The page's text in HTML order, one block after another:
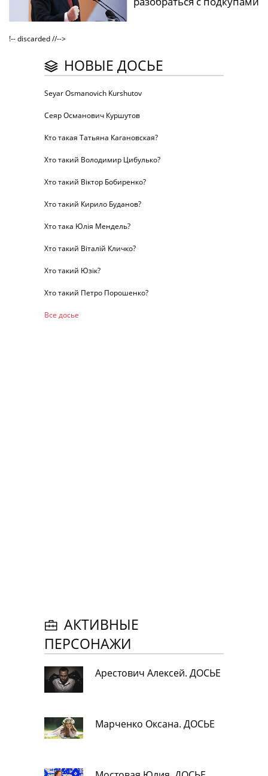
!-- discarded //-->
НОВЫЕ ДОСЬЕ
Seyar Osmanovich Kurshutov
Сеяр Османович Куршутов
Кто такая Татьяна Кагановская?
Хто такий Володимир Цибулько?
Хто такий Віктор Бобиренко?
Хто такий Кирило Буданов?
Хто така Юлія Мендель?
Хто такий Віталій Кличко?
Хто такий Юзік?
Хто такий Петро Порошенко?
Все досье
АКТИВНЫЕ
ПЕРСОНАЖИ
Арестович Алексей. ДОСЬЕ
Марченко Оксана. ДОСЬЕ